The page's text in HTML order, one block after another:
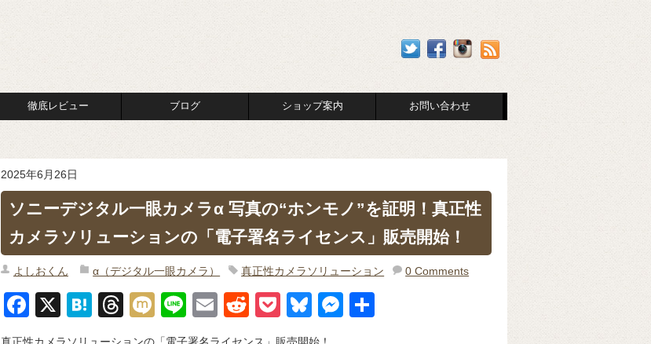
徹底レビュー ブログ ショップ案内 お問い合わせ
2025年6月26日
ソニーデジタル一眼カメラα 写真の“ホンモノ”を証明！真正性
カメラソリューションの「電子署名ライセンス」販売開始！
よしおくん α（デジタル一眼カメラ） 真正性カメラソリューション 0 Comments
F
a
X
H
T
M
ixi
Li
n
E
R
P
o
Bl
u
M